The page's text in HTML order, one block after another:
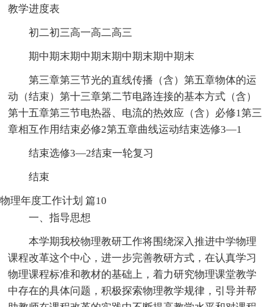
教学进度表
初二初三高一高二高三
期中期末期中期末期中期末期中期末
第三章第三节光的直线传播（含）第五章物体的运
动（结束）第十三章第二节电路连接的基本方式（含）
第十五章第三节电热器、电流的热效应（含）必修1第三
章相互作用结束必修2第五章曲线运动结束选修3—1
结束选修3—2结束一轮复习
结束
物理年度工作计划 篇10
一、指导思想
本学期我校物理教研工作将围绕深入推进中学物理
课程改革这个中心，进一步完善教研方式，在认真学习
物理课程标准和教材的基础上，着力研究物理课堂教学
中存在的具体问题，积极探索物理教学规律，引导并帮